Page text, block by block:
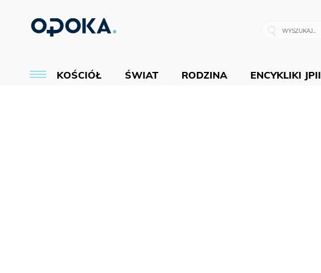
KOŚCIÓŁ ŚWIAT RODZINA ENCYKLIKI JPII